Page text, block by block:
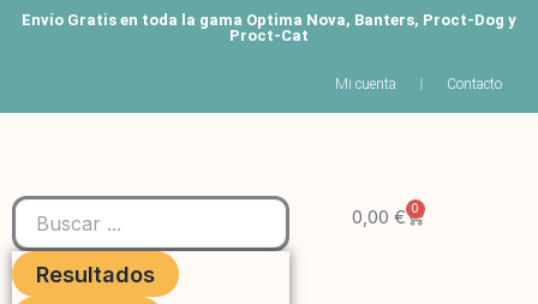
Envío Gratis en toda la gama Optima Nova, Banters, Proct-Dog y
Proct-Cat
Mi cuenta Contacto
Search
Resultados
0,00 € 0
Carrito